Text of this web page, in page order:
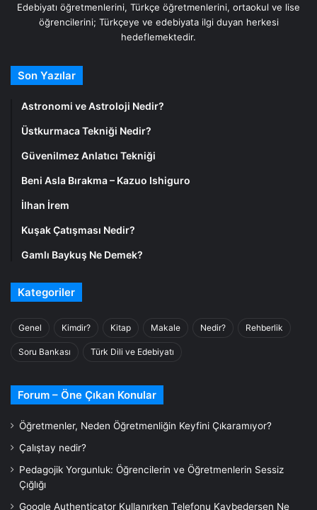
Edebiyatı öğretmenlerini, Türkçe öğretmenlerini, ortaokul ve lise
öğrencilerini; Türkçeye ve edebiyata ilgi duyan herkesi
hedeflemektedir.
Son Yazılar
Astronomi ve Astroloji Nedir?
Üstkurmaca Tekniği Nedir?
Güvenilmez Anlatıcı Tekniği
Beni Asla Bırakma – Kazuo Ishiguro
İlhan İrem
Kuşak Çatışması Nedir?
Gamlı Baykuş Ne Demek?
Kategoriler
Genel Kimdir? Kitap Makale Nedir? Rehberlik
Soru Bankası Türk Dili ve Edebiyatı
Forum – Öne Çıkan Konular
Öğretmenler, Neden Öğretmenliğin Keyfini Çıkaramıyor?
Çalıştay nedir?
Pedagojik Yorgunluk: Öğrencilerin ve Öğretmenlerin Sessiz
Çığlığı
Google Authenticator Kullanırken Telefonu Kaybedersen Ne